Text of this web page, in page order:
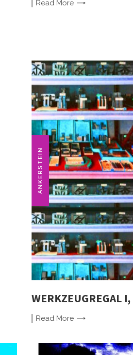
Read More
ANKERSTEIN
WERKZEUGREGAL
Read More